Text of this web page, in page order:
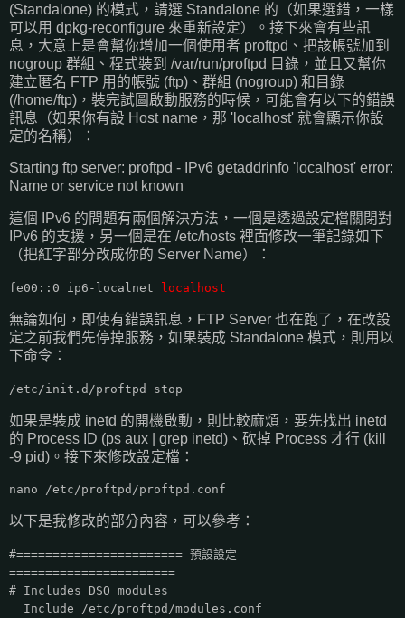
(Standalone) 的模式，請選 Standalone 的（如果選錯，一樣
可以用 dpkg-reconfigure 來重新設定）。接下來會有些訊
息，大意上是會幫你增加一個使用者 proftpd、把該帳號加到
nogroup 群組、程式裝到 /var/run/proftpd 目錄，並且又幫你
建立匿名 FTP 用的帳號 (ftp)、群組 (nogroup) 和目錄
(/home/ftp)，裝完試圖啟動服務的時候，可能會有以下的錯誤
訊息（如果你有設 Host name，那 'localhost' 就會顯示你設
定的名稱）：
Starting ftp server: proftpd - IPv6 getaddrinfo 'localhost' error:
Name or service not known
這個 IPv6 的問題有兩個解決方法，一個是透過設定檔關閉對
IPv6 的支援，另一個是在 /etc/hosts 裡面修改一筆記錄如下
（把紅字部分改成你的 Server Name）：
fe00::0 ip6-localnet localhost
無論如何，即使有錯誤訊息，FTP Server 也在跑了，在改設
定之前我們先停掉服務，如果裝成 Standalone 模式，則用以
下命令：
/etc/init.d/proftpd stop
如果是裝成 inetd 的開機啟動，則比較麻煩，要先找出 inetd
的 Process ID (ps aux | grep inetd)、砍掉 Process 才行 (kill
-9 pid)。接下來修改設定檔：
nano /etc/proftpd/proftpd.conf
以下是我修改的部分內容，可以參考：
#======================= 預設設定
=======================
# Includes DSO modules
Include /etc/proftpd/modules.conf